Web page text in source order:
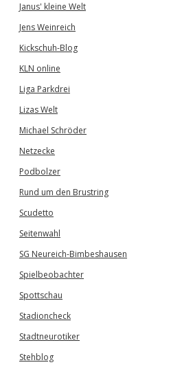
Janus' kleine Welt
Jens Weinreich
Kickschuh-Blog
KLN online
Liga Parkdrei
Lizas Welt
Michael Schröder
Netzecke
Podbolzer
Rund um den Brustring
Scudetto
Seitenwahl
SG Neureich-Bimbeshausen
Spielbeobachter
Spottschau
Stadioncheck
Stadtneurotiker
Stehblog